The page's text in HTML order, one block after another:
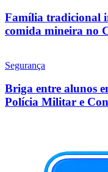
Família tradicional
comida mineira no
Segurança
Briga entre alunos
Polícia Militar e